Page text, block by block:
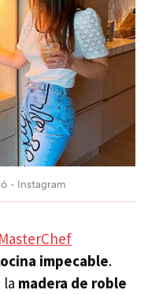
- Instagram
impecable.
madera de roble